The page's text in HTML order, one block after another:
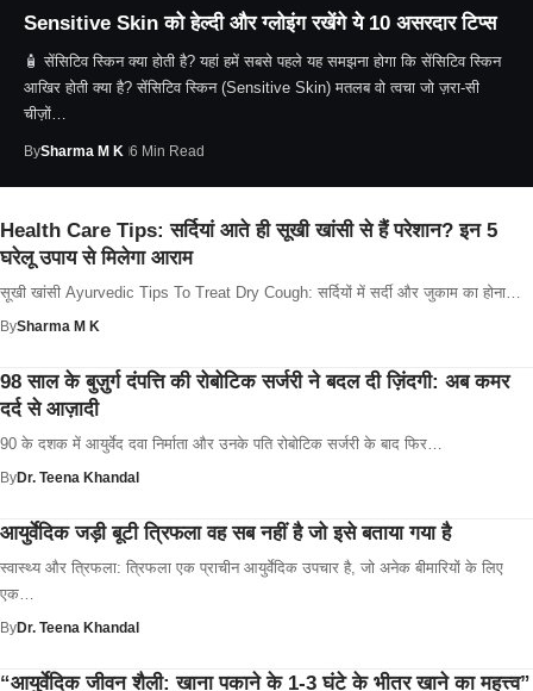
Sensitive Skin को हेल्दी और ग्लोइंग रखेंगे ये 10 असरदार टिप्स
🧴 सेंसिटिव स्किन क्या होती है? यहां हमें सबसे पहले यह समझना होगा कि सेंसिटिव स्किन
आखिर होती क्या है? सेंसिटिव स्किन (Sensitive Skin) मतलब वो त्वचा जो ज़रा-सी
चीज़ों…
BySharma M K 6 Min Read
Health Care Tips: सर्दियां आते ही सूखी खांसी से हैं परेशान? इन 5
घरेलू उपाय से मिलेगा आराम
सूखी खांसी Ayurvedic Tips To Treat Dry Cough: सर्दियों में सर्दी और जुकाम का होना…
BySharma M K
98 साल के बुज़ुर्ग दंपत्ति की रोबोटिक सर्जरी ने बदल दी ज़िंदगी: अब कमर
दर्द से आज़ादी
90 के दशक में आयुर्वेद दवा निर्माता और उनके पति रोबोटिक सर्जरी के बाद फिर…
ByDr. Teena Khandal
आयुर्वेदिक जड़ी बूटी त्रिफला वह सब नहीं है जो इसे बताया गया है
स्वास्थ्य और त्रिफला: त्रिफला एक प्राचीन आयुर्वेदिक उपचार है, जो अनेक बीमारियों के लिए
एक…
ByDr. Teena Khandal
“आयुर्वेदिक जीवन शैली: खाना पकाने के 1-3 घंटे के भीतर खाने का महत्त्व”